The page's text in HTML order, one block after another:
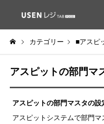
カテゴリー ■アスピ
アスピットの部門マ
アスピットの部門マスタの設
アスピットシステムで部門マ